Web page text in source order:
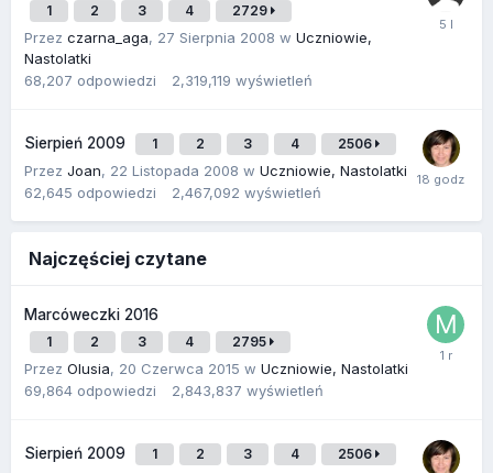
1 2 3 4 2729
Przez czarna_aga, 27 Sierpnia 2008 w Uczniowie,
Nastolatki
68,207 odpowiedzi 2,319,119 wyświetleń
Sierpień 2009 1 2 3 4 2506
Przez Joan, 22 Listopada 2008 w Uczniowie, Nastolatki
62,645 odpowiedzi 2,467,092 wyświetleń
Najczęściej czytane
Marcóweczki 2016
1 2 3 4 2795
Przez Olusia, 20 Czerwca 2015 w Uczniowie, Nastolatki
69,864 odpowiedzi 2,843,837 wyświetleń
Sierpień 2009 1 2 3 4 2506